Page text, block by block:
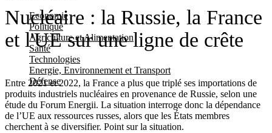
Economie
Politique
Agriculture et Alimentation
Santé
Technologies
Energie, Environnement et Transport
Défense
Nucléaire : la Russie, la France
et l'UE sur une ligne de crête
Entre 2021 et 2022, la France a plus que triplé ses importations de
produits industriels nucléaires en provenance de Russie, selon une
étude du Forum Energii. La situation interroge donc la dépendance
de l’UE aux ressources russes, alors que les États membres
cherchent à se diversifier. Point sur la situation.